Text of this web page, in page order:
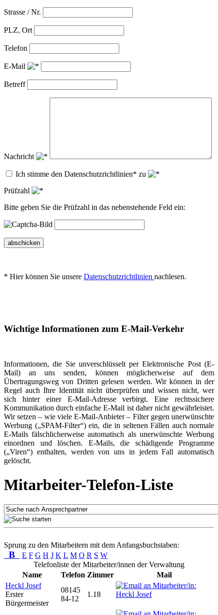
Strasse / Nr.
PLZ, Ort
Telefon
E-Mail
Betreff
Nachricht
Ich stimme den Datenschutzrichtlinien* zu
Prüfzahl
Bitte geben Sie die Prüfzahl in das nebenstehende Feld ein:
abschicken
* Hier können Sie unsere Datenschutzrichtlinien nachlesen.
Wichtige Informationen zum E-Mail-Verkehr
Informationen, die Sie unverschlüsselt per Elektronische Post (E-
Mail) an uns senden, können möglicherweise auf dem
Übertragungsweg von Dritten gelesen werden. Wir können in der
Regel auch Ihre Identität nicht überprüfen und wissen nicht, wer
sich hinter einer E-Mail-Adresse verbirgt. Eine rechtssichere
Kommunikation durch einfache E-Mail ist daher nicht gewährleistet.
Wir setzen – wie viele E-Mail-Anbieter – Filter gegen unerwünschte
Werbung („SPAM-Filter“) ein, die in seltenen Fällen auch normale
E-Mails fälschlicherweise automatisch als unerwünschte Werbung
einordnen und löschen. E-Mails, die schädigende Programme
(„Viren“) enthalten, werden von uns in jedem Fall automatisch
gelöscht.
Mitarbeiter-Telefon-Liste
Sprung zu den Mitarbeitern mit dem Anfangsbuchstaben:
B E F G H J K L M O R S W
Telefonliste der Mitarbeiter/innen der Verwaltung
Name
Telefon Zimmer
Mail
Heckl Josef
Erster
Bürgermeister
08145
84-12
1.18